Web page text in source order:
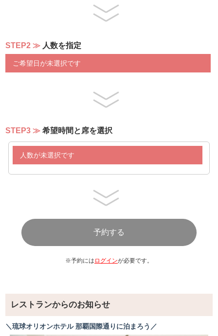
・シェフの気まぐれパスタ(平日)
・焼きカレー(平日)
・五目チャーハン(平日)
・メカジキのグリル(平日)
・チキンオーバーライス(土日祝)
＊＊パンコーナー＊＊
・バゲット
・バター、ジャム２種、オイル
・紅茶とオレンジのケーキ
・紅芋タルト
・アーモンドタルト
・ミニマドレーヌ
【ムース系】
・キャラメルムース
・フランボワーズムース
STEP2 人数を指定
ご希望日が未選択です
STEP3 希望時間と席を選択
人数が未選択です
※予約には ログインが必要です。
レストランからのお知らせ
＼琉球オリオンホテル 那覇国際通りに泊まろう／